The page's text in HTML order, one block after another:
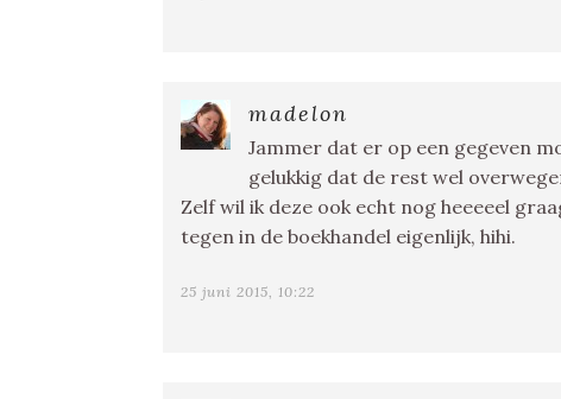
madelon
Jammer dat er op een gegeven
gelukkig dat de rest wel
Zelf wil ik deze ook echt nog heeeeel
tegen in de boekhandel eigenlijk, hihi.
25 juni 2015, 10:22